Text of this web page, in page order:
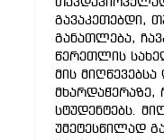
გავაკეთებდი,
განათლება,
წერეთლის
მის მიღწევებსა
მხარდაჭერაზე,
სტუდენტებს.
უმეტესწილად